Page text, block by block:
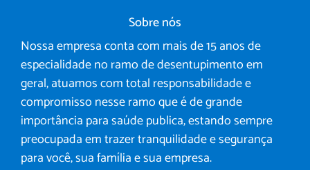
Sobre nós
Nossa empresa conta com mais de 15 anos de
especialidade no ramo de desentupimento em
geral, atuamos com total responsabilidade e
compromisso nesse ramo que é de grande
importância para saúde publica, estando sempre
preocupada em trazer tranquilidade e segurança
para você, sua família e sua empresa.